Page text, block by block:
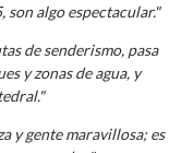
son algo espectacular."
de senderismo, pasa
y zonas de agua, y
y gente maravillosa; es